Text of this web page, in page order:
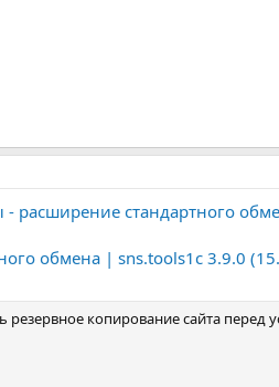
- расширение стандартного
обмена | sns.tools1c 3.9.0
копирование сайта перед